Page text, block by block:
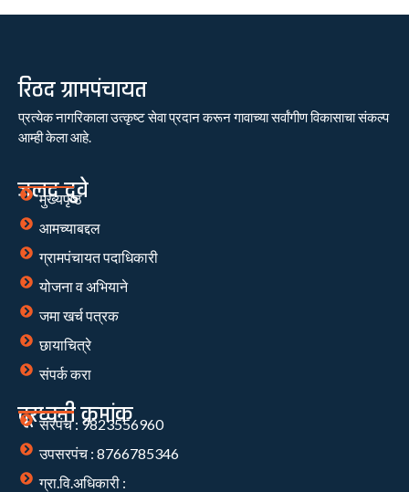
रिठद ग्रामपंचायत
प्रत्येक नागरिकाला उत्कृष्ट सेवा प्रदान करून गावाच्या सर्वांगीण विकासाचा संकल्प
आम्ही केला आहे.
जलद दुवे
मुख्यपृष्ठ
आमच्याबद्दल
ग्रामपंचायत पदाधिकारी
योजना व अभियाने
जमा खर्च पत्रक
छायाचित्रे
संपर्क करा
दूरध्वनी क्रमांक
सरपंच : 9823556960
उपसरपंच : 8766785346
ग्रा.वि.अधिकारी :